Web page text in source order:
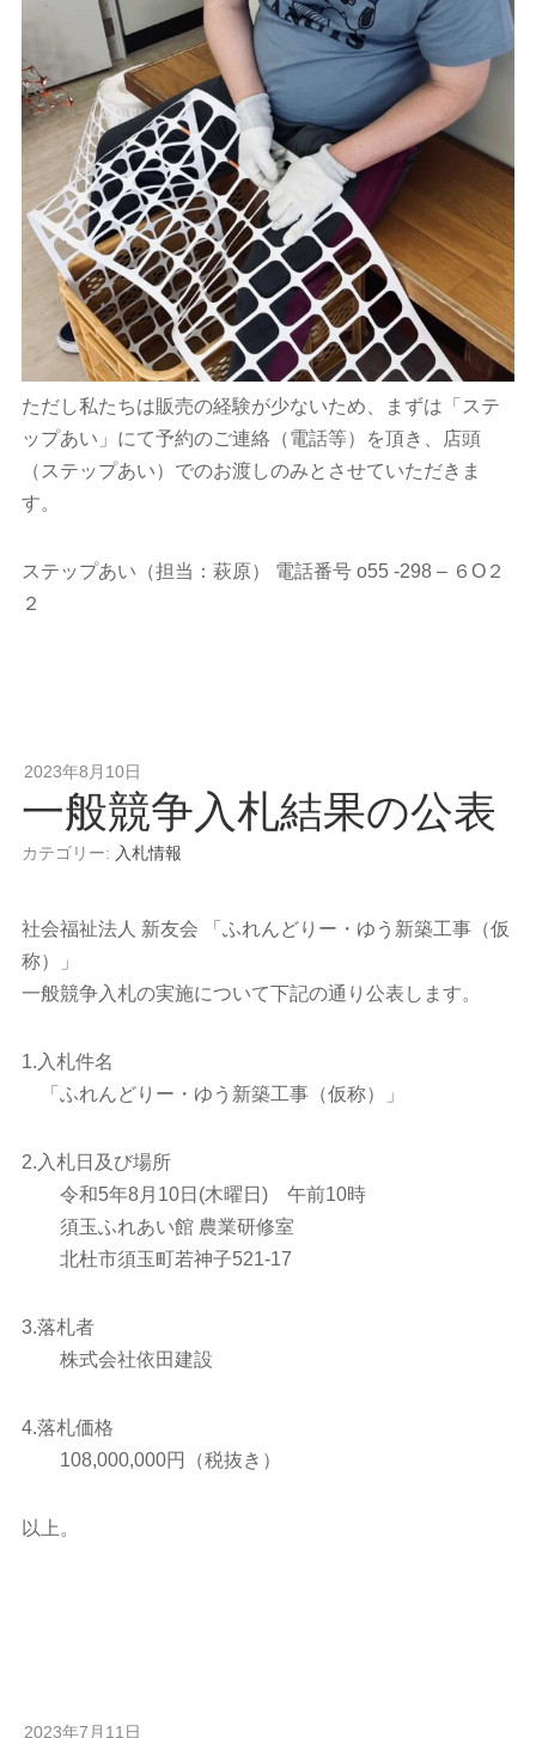
ただし私たちは販売の経験が少ないため、まずは「ステ
ップあい」にて予約のご連絡（電話等）を頂き、店頭
（ステップあい）でのお渡しのみとさせていただきま
す。
ステップあい（担当：萩原） 電話番号 o55 -298 – ６O２
２
2023年8月10日
一般競争入札結果の公表
カテゴリー: 入札情報
社会福祉法人 新友会 「ふれんどりー・ゆう新築工事（仮
称）」
一般競争入札の実施について下記の通り公表します。
1.入札件名
「ふれんどりー・ゆう新築工事（仮称）」
2.入札日及び場所
令和5年8月10日(木曜日) 午前10時
須玉ふれあい館 農業研修室
北杜市須玉町若神子521-17
3.落札者
株式会社依田建設
4.落札価格
108,000,000円（税抜き）
以上。
2023年7月11日